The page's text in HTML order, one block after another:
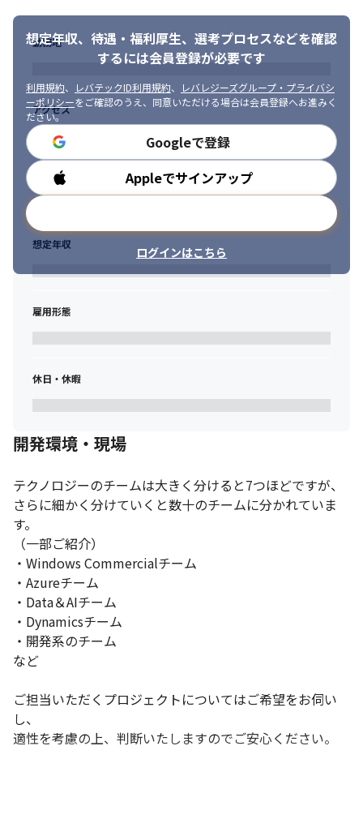
想定年収、待遇・福利厚生、 選考プロセスなどを確認
するには会員登録が必要です
利用規約、 レバテックID利用規約、
レバレジーズグループ・プライバシ
ーポリシーをご確認のうえ、同意いただける場合は会員登録へお進みく
ださい。
Googleで登録
Appleでサインアップ
ログインはこちら
勤務地
アクセス
勤務時間
想定年収
雇用形態
休日・休暇
開発環境・現場
テクノロジーのチームは大きく分けると7つほどですが、
さらに細かく分けていくと数十のチームに分かれていま
す。
（一部ご紹介）
・Windows Commercialチーム
・Azureチーム
・Data＆AIチーム
・Dynamicsチーム
・開発系のチーム
など
ご担当いただくプロジェクトについてはご希望をお伺い
し、
適性を考慮の上、判断いたしますのでご安心ください。